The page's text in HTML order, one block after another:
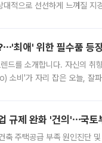
적으로 선선하게 느껴질 지
최애' 위한 필수품 등
드를 소개합니다. 자신의
소비'가 자리 잡은 오늘, 잘
규제 완화 '건의'⋯국
축 주택공급 부족 원인진단